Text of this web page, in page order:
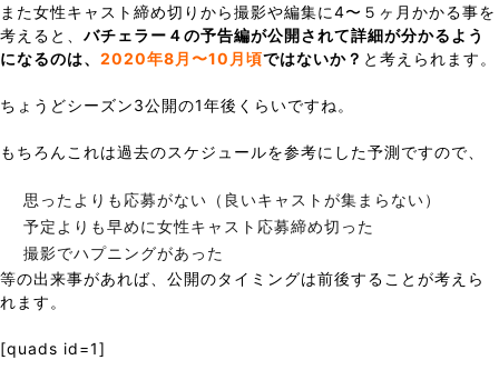
また女性キャスト締め切りから撮影や編集に4〜５ヶ月かかる事を
考えると、 バチェラー４の予告編が公開されて詳細が分かるよう
になるのは、 2020年8月〜10月頃ではないか？ と考えられます。
ちょうどシーズン3公開の1年後くらいですね。
もちろんこれは過去のスケジュールを参考にした予測ですので、
思ったよりも応募がない（良いキャストが集まらない）
予定よりも早めに女性キャスト応募締め切った
撮影でハプニングがあった
等の出来事があれば、公開のタイミングは前後することが考えら
れます。
[quads id=1]